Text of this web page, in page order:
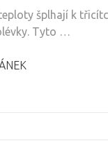
šplhají k
Tyto …